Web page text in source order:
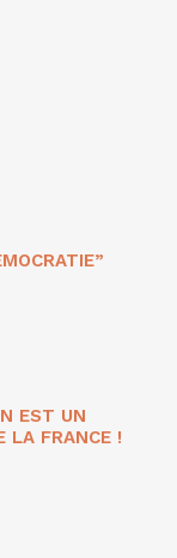
EST UN
LA FRANCE !